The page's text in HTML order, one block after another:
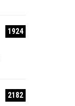
1924
2182